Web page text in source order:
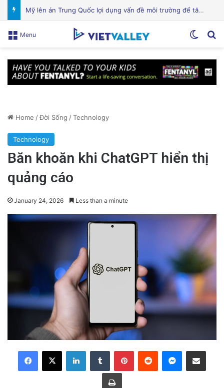
Mỹ lên án Trung Quốc lợi dụng vấn đề môi trường để tăng cường yêu sách Biển Đông
Menu
Home /Đời Sống /Technology
Technology
Băn khoăn khi ChatGPT hiển thị
quảng cáo
January 24, 2026 Less than a minute
LinkedInTumblr PinterestReddit Messenger
Share via Email
Print